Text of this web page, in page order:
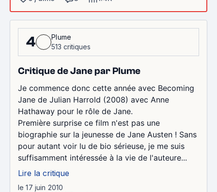
4
Plume
513 critiques
Critique de Jane par Plume
Je commence donc cette année avec Becoming
Jane de Julian Harrold (2008) avec Anne
Hathaway pour le rôle de Jane.
Première surprise ce film n'est pas une
biographie sur la jeunesse de Jane Austen ! Sans
pour autant voir lu de bio sérieuse, je me suis
suffisamment intéressée à la vie de l'auteure...
Lire la critique
le 17 juin 2010